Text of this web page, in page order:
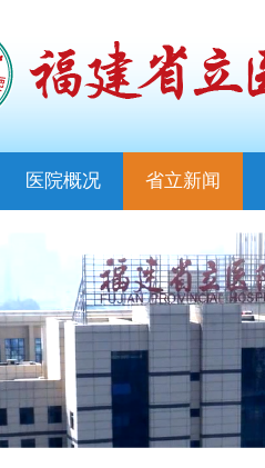
医院概况 省立新闻